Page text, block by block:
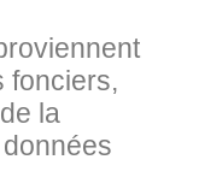
fonciers,
la